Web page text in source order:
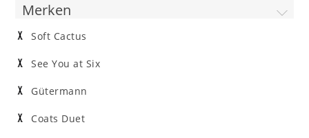
Merken
Soft Cactus
See You at Six
Gütermann
Coats Duet